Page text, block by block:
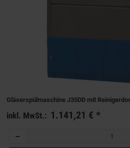
Gläserspülmaschine J35DD mit
inkl. MwSt.: 1.141,21 €*